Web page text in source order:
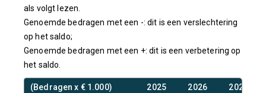
als volgt lezen.
Genoemde bedragen met een -: dit is een verslechtering
op het saldo;
Genoemde bedragen met een +: dit is een verbetering op
het saldo.
(Bedragen x € 1.000) 2025 2026
2027